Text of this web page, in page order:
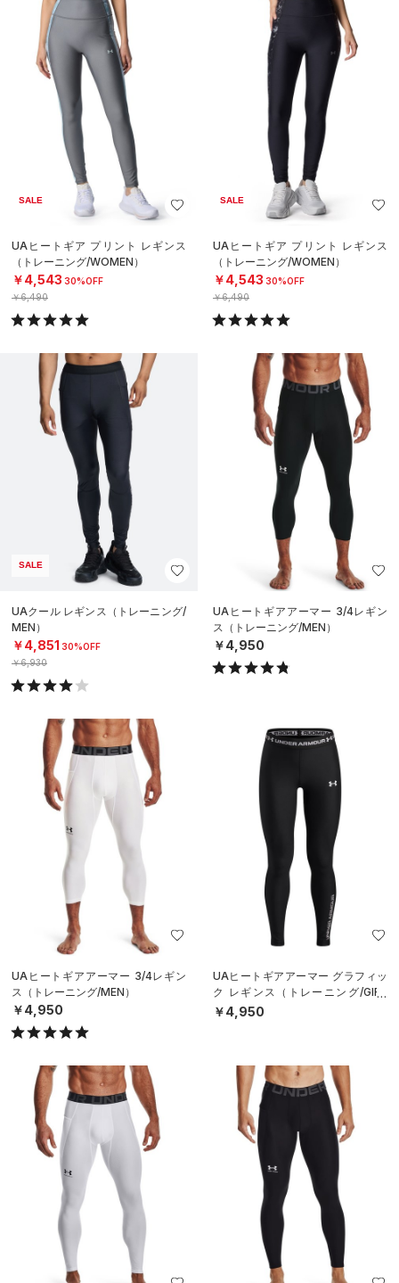
SALE
UAヒートギア プリント レギンス
（トレーニング/WOMEN）
￥4,543 30%OFF
￥6,490
SALE
UAヒートギア プリント レギンス
（トレーニング/WOMEN）
￥4,543 30%OFF
￥6,490
SALE
UAクール レギンス（トレーニング/
MEN）
￥4,851 30%OFF
￥6,930
UAヒートギアアーマー 3/4レギン
ス（トレーニング/MEN）
￥4,950
UAヒートギアアーマー 3/4レギン
ス（トレーニング/MEN）
￥4,950
UAヒートギアアーマー グラフィッ
ク レギンス（トレーニング/GIRL
S）
￥4,950